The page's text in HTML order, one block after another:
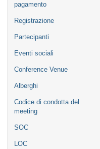
pagamento
Registrazione
Partecipanti
Eventi sociali
Conference Venue
Alberghi
Codice di condotta del
meeting
SOC
LOC